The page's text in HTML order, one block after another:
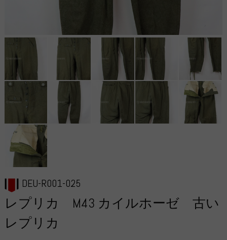
DEU-R001-025
レプリカ M43 カイルホーゼ 古い
レプリカ